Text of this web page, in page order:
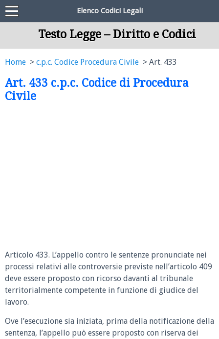
Elenco Codici Legali
Testo Legge – Diritto e Codici
Home c.p.c. Codice Procedura Civile Art. 433
Art. 433 c.p.c. Codice di Procedura
Civile
Articolo 433. L’appello contro le sentenze pronunciate nei
processi relativi alle controversie previste nell’articolo 409
deve essere proposto con ricorso davanti al tribunale
territorialmente competente in funzione di giudice del
lavoro.
Ove l’esecuzione sia iniziata, prima della notificazione della
sentenza, l’appello può essere proposto con riserva dei